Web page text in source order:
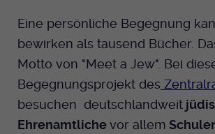
Eine persönliche Begegnung
bewirken als tausend Bücher.
Motto von "Meet a Jew". Bei
Begegnungsprojekt des
besuchen deutschlandweit
Ehrenamtlichevor allem